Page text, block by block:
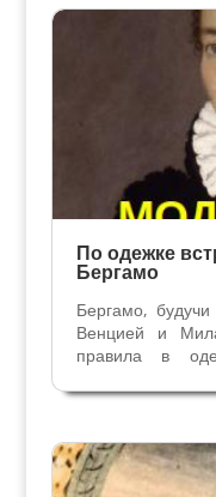
- портрет в...
Мода
По одежке
Бергамо
Бергамо,
Венцией и
правила в
веке царит
одежды, но